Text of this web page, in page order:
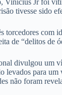
Vinícius Jr foi
tivesse sido
torcedores com
de “delitos de
divulgou um
levados para
não foram